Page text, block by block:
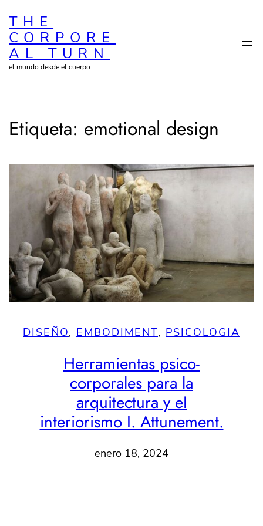
al
contenido
THE
CORPORE
AL TURN
el mundo desde el cuerpo
Etiqueta: emotional design
DISEÑO, EMBODIMENT, PSICOLOGIA
Herramientas psico-
corporales para la
arquitectura y eI
interiorismo I. Attunement.
enero 18, 2024